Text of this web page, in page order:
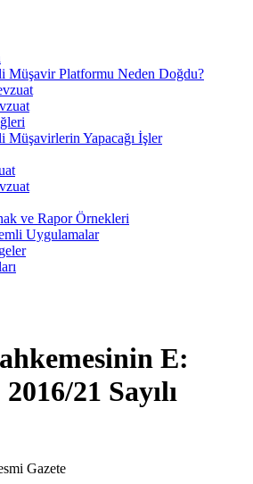
Müşavir Platformu Neden Doğdu?
Müşavirlerin Yapacağı İşler
ve Rapor Örnekleri
Uygulamalar
E:
21 Sayılı
Gazete